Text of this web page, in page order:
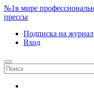
№1в мире
прессы
Подписка на журнал
Вход